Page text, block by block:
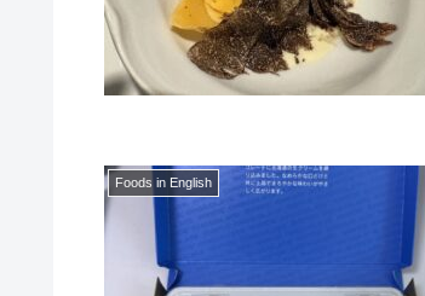
Foods in English